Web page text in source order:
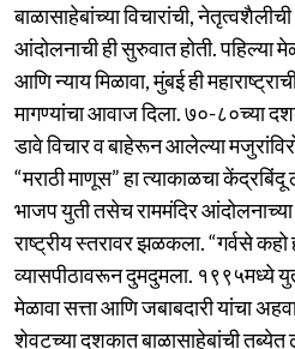
बाळासाहेबांच्या विचारांची,
आंदोलनाची ही सुरुवात होती. पहिल्या
आणि न्याय मिळावा, मुंबई ही
मागण्यांचा आवाज दिला. ७०-८०च्या
डावे विचार व बाहेरून आलेल्या
“मराठी माणूस” हा त्याकाळचा
भाजप युती तसेच राममंदिर आंदोलनाच्या
राष्ट्रीय स्तरावर झळकला. “गर्वसे कहो
व्यासपीठावरून दुमदुमला. १९९५मध्ये
मेळावा सत्ता आणि जबाबदारी यांचा
शेवटच्या दशकात बाळासाहेबांची तब्येत